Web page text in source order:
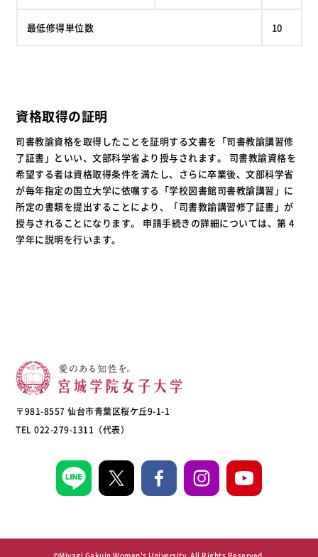
最低修得単位数 10
資格取得の証明
司書教諭資格を取得したことを証明する文書を「司書教諭講習修
了証書」といい、文部科学省より授与されます。 司書教諭資格を
希望する者は資格取得条件を満たし、さらに卒業後、文部科学省
が毎年指定の国立大学に依嘱する「学校図書館司書教諭講習」に
所定の書類を提出することにより、「司書教諭講習修了証書」が
授与されることになります。 申請手続きの詳細については、第 4
学年に説明を行います。
〒981-8557 仙台市青葉区桜ケ丘9-1-1
TEL 022-279-1311（代表）